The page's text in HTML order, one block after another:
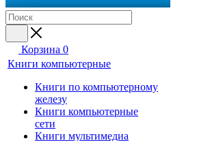
Корзина 0
Книги компьютерные
Книги по компьютерному
железу
Книги компьютерные
сети
Книги мультимедиа